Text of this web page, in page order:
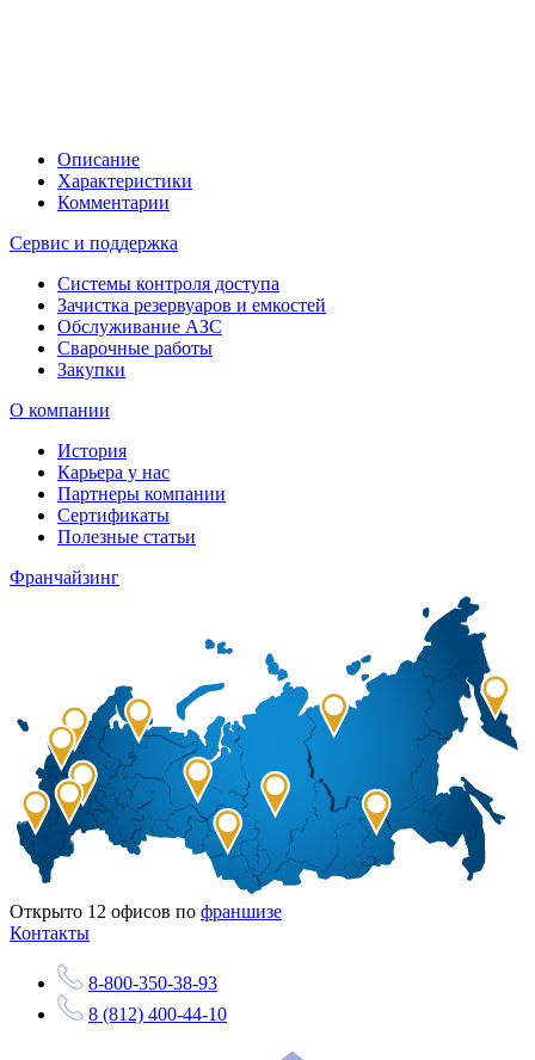
Описание
Характеристики
Комментарии
Сервис и поддержка
Системы контроля доступа
Зачистка резервуаров и емкостей
Обслуживание АЗС
Сварочные работы
Закупки
О компании
История
Карьера у нас
Партнеры компании
Сертификаты
Полезные статьи
Франчайзинг
Открыто 12 офисов по франшизе
Контакты
8-800-350-38-93
8 (812) 400-44-10